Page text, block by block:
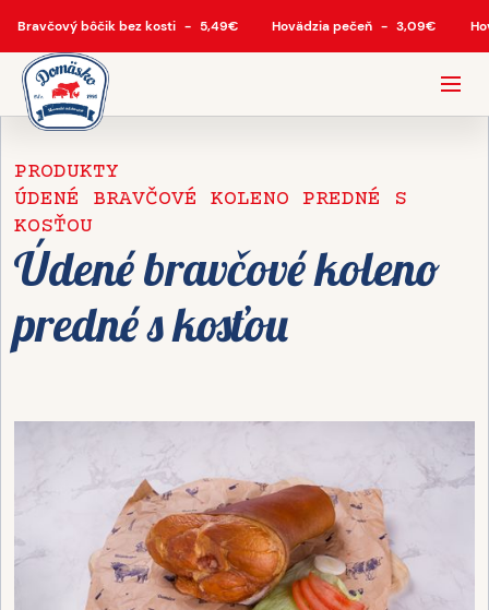
Bravčový bôčik bez kosti - 5,49€ Hovädzia pečeň - 3,09€
PRODUKTY
ÚDENÉ BRAVČOVÉ KOLENO PREDNÉ S
KOSŤOU
Údené bravčové koleno
predné s kosťou